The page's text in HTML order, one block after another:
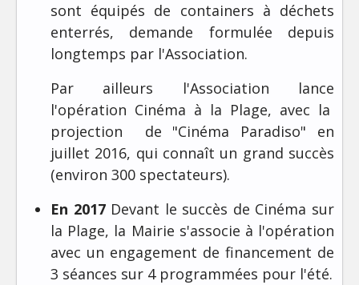
sont équipés de containers à déchets
enterrés, demande formulée depuis
longtemps par l'Association.
Par ailleurs l'Association lance
l'opération Cinéma à la Plage, avec la
projection de "Cinéma Paradiso" en
juillet 2016, qui connaît un grand succès
(environ 300 spectateurs).
En 2017Devant le succès de Cinéma sur
la Plage, la Mairie s'associe à l'opération
avec un engagement de financement de
3 séances sur 4 programmées pour l'été.